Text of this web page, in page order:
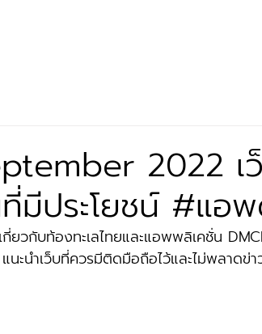
2022 เ
ที่มีประโยชน์ #แอ
กี่ยวกับท้องทะเลไทยและแอพพลิเคชั่น
นะนำเว็บที่ควรมีติดมือถือไว้และไม่พลาดข่า